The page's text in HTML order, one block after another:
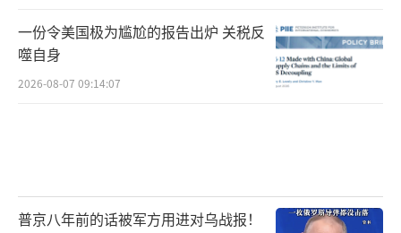
一份令美国极为尴尬的报告出炉 关税反
噬自身
2026-08-07 09:14:07
普京八年前的话被军方用进对乌战报！